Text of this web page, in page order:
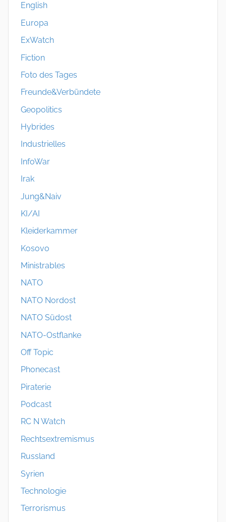
English
Europa
ExWatch
Fiction
Foto des Tages
Freunde&Verbündete
Geopolitics
Hybrides
Industrielles
InfoWar
Irak
Jung&Naiv
KI/AI
Kleiderkammer
Kosovo
Ministrables
NATO
NATO Nordost
NATO Südost
NATO-Ostflanke
Off Topic
Phonecast
Piraterie
Podcast
RC N Watch
Rechtsextremismus
Russland
Syrien
Technologie
Terrorismus